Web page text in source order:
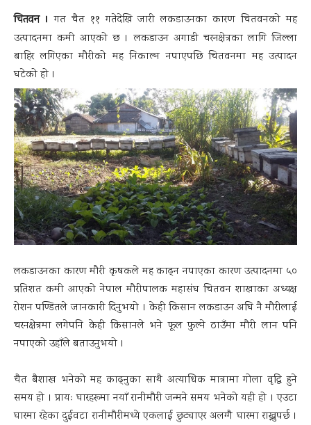
चितवन । गत चैत ११ गतेदेखि जारी लकडाउनका कारण चितवनको मह
उत्पादनमा कमी आएको छ । लकडाउन अगाडी चरनक्षेत्रका लागि जिल्ला
बाहिर लगिएका मौरीको मह निकाल्न नपाएपछि चितवनमा मह उत्पादन
घटेको हो ।
लकडाउनका कारण मौरी कृषकले मह काढ्न नपाएका कारण उत्पादनमा ५०
प्रतिशत कमी आएको नेपाल मौरीपालक महासंघ चितवन शाखाका अध्यक्ष
रोशन पण्डितले जानकारी दिनुभयो । केही किसान लकडाउन अघि नै मौरीलाई
चरनक्षेत्रमा लगेपनि केही किसानले भने फूल फुल्ने ठाउँमा मौरी लान पनि
नपाएको उहाँले बताउनुभयो ।
चैत बैशाख भनेको मह काढ्नुका साथै अत्याधिक मात्रामा गोला वृद्धि हुने
समय हो । प्रायः घारहरूमा नयाँ रानीमौरी जन्मने समय भनेको यही हो । एउटा
घारमा रहेका दुईवटा रानीमौरीमध्ये एकलाई छुट्याएर अलग्गै घारमा राख्नुपर्छ ।